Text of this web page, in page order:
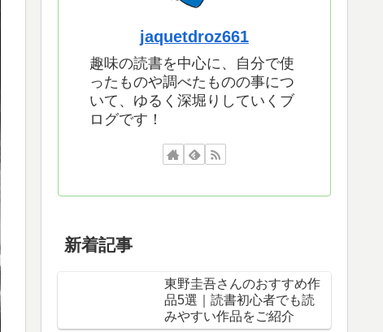
jaquetdroz661
趣味の読書を中心に、自分で使
ったものや調べたものの事につ
いて、ゆるく深堀りしていくブ
ログです！
新着記事
東野圭吾さんのおすすめ作
品5選｜読書初心者でも読
みやすい作品をご紹介